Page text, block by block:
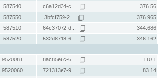
587540 c6a12d34-c... 376.56
587550 3bfcf759-2... 376.965
587510 64c37072-d... 344.686
587520 532d8718-6... 346.162
9520081 8ac85e6c-6... 110.1
9520060 721313e7-9... 83.14